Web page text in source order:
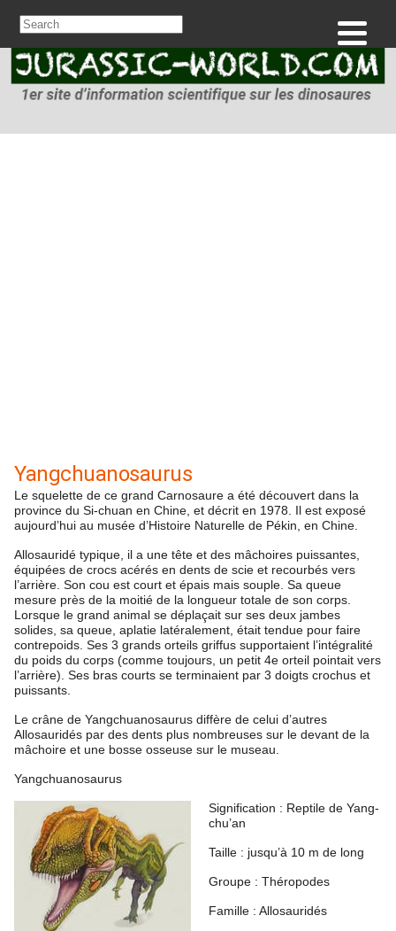
Yangchuanosaurus
Le squelette de ce grand Carnosaure a été découvert dans la
province du Si-chuan en Chine, et décrit en 1978. Il est exposé
aujourd’hui au musée d’Histoire Naturelle de Pékin, en Chine.
Allosauridé typique, il a une tête et des mâchoires puissantes,
équipées de crocs acérés en dents de scie et recourbés vers
l’arrière. Son cou est court et épais mais souple. Sa queue
mesure près de la moitié de la longueur totale de son corps.
Lorsque le grand animal se déplaçait sur ses deux jambes
solides, sa queue, aplatie latéralement, était tendue pour faire
contrepoids. Ses 3 grands orteils griffus supportaient l’intégralité
du poids du corps (comme toujours, un petit 4e orteil pointait vers
l’arrière). Ses bras courts se terminaient par 3 doigts crochus et
puissants.
Le crâne de Yangchuanosaurus diffère de celui d’autres
Allosauridés par des dents plus nombreuses sur le devant de la
mâchoire et une bosse osseuse sur le museau.
Yangchuanosaurus
Signification : Reptile de Yang-
chu’an
Taille : jusqu’à 10 m de long
Groupe : Théropodes
Famille : Allosauridés